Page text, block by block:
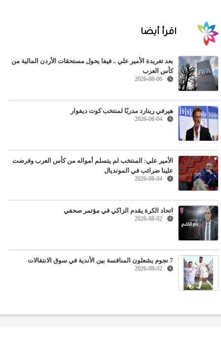
اقرأ أيضا
بعد تغريدة الأمير علي .. فيفا يحول مستحقات الأردن المالية من
كأس العرب
2026-08-06
هيرفي رينارد مدربًا لمنتخب كوت ديفوار
2026-08-04
الأمير علي: المنتخب لم يتسلم أمواله من كأس العرب وفرضت
علينا ضرائب في المونديال
2026-08-04
اتحاد الكرة يقدم الزاكي في مؤتمر صحفي
2026-08-02
7 نجوم يشعلون المنافسة بين الأندية في سوق الانتقالات
2026-08-02